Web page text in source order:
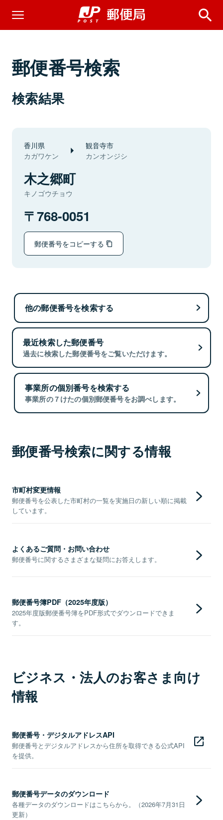
郵便番号検索
検索結果
香川県
カガワケン
観音寺市
カンオンジシ
木之郷町
キノゴウチョウ
768-0051
郵便番号をコピーする
他の郵便番号を検索する
最近検索した郵便番号
過去に検索した郵便番号をご覧いただけます。
事業所の個別番号を検索する
事業所の７けたの個別郵便番号をお調べします。
郵便番号検索に関する情報
市町村変更情報
郵便番号を公表した市町村の一覧を実施日の新しい順に掲載
しています。
よくあるご質問・お問い合わせ
郵便番号に関するさまざまな疑問にお答えします。
郵便番号簿PDF（2025年度版）
2025年度版郵便番号簿をPDF形式でダウンロードできま
す。
ビジネス・法人のお客さま向け
情報
郵便番号・デジタルアドレスAPI
郵便番号とデジタルアドレスから住所を取得できる公式API
を提供。
郵便番号データのダウンロード
各種データのダウンロードはこちらから。（2026年7月31日
更新）